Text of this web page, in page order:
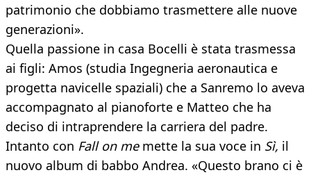
patrimonio che dobbiamo trasmettere alle nuove
generazioni».
Quella passione in casa Bocelli è stata trasmessa
ai figli: Amos (studia Ingegneria aeronautica e
progetta navicelle spaziali) che a Sanremo lo aveva
accompagnato al pianoforte e Matteo che ha
deciso di intraprendere la carriera del padre.
Intanto con Fall on memette la sua voce in Sì, il
nuovo album di babbo Andrea. «Questo brano ci è